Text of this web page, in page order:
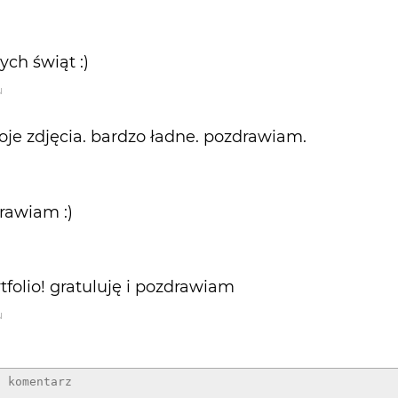
świąt :)
zdjęcia. bardzo ładne. pozdrawiam.
:)
gratuluję i pozdrawiam